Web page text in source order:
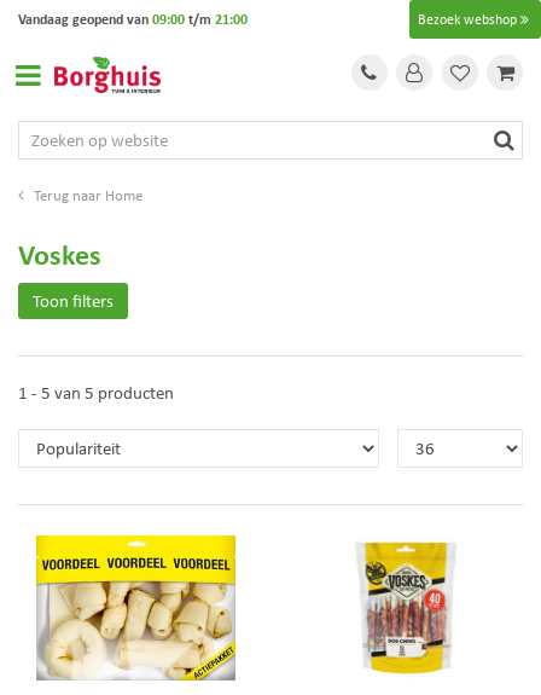
Home
Bezoek webshop
Vandaag geopend van09:00t/m 21:00
Voskes
Toon filters
1 - 5 van 5 producten